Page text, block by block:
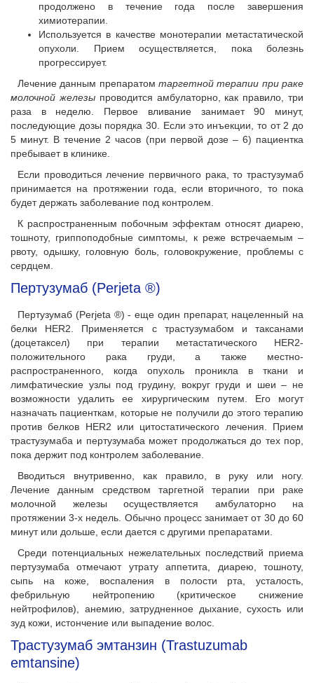
продолжено в течение года после завершения
химиотерапии.
Используется в качестве монотерапии метастатической
опухоли. Прием осуществляется, пока болезнь
прогрессирует.
Лечение данным препаратом таргетной терапии при раке
молочной железыпроводится амбулаторно, как правило, три
раза в неделю. Первое вливание занимает 90 минут,
последующие дозы порядка 30. Если это инъекции, то от 2 до
5 минут. В течение 2 часов (при первой дозе – 6) пациентка
пребывает в клинике.
Если проводиться лечение первичного рака, то трастузумаб
принимается на протяжении года, если вторичного, то пока
будет держать заболевание под контролем.
К распространенным побочным эффектам относят диарею,
тошноту, гриппоподобные симптомы, к реже встречаемым –
рвоту, одышку, головную боль, головокружение, проблемы с
сердцем.
Пертузумаб (Perjeta ®)
Пертузумаб (Perjeta ®) - еще один препарат, нацеленный на
белки HER2. Применяется с трастузумабом и таксанами
(доцетаксел) при терапии метастатического HER2-
положительного рака груди, а также местно-
распространенного, когда опухоль проникла в ткани и
лимфатические узлы под грудину, вокруг груди и шеи – не
возможности удалить ее хирургическим путем. Его могут
назначать пациенткам, которые не получили до этого терапию
против белков HER2 или цитостатического лечения. Прием
трастузумаба и пертузумаба может продолжаться до тех пор,
пока держит под контролем заболевание.
Вводиться внутривенно, как правило, в руку или ногу.
Лечение данным средством таргетной терапии при раке
молочной железы осуществляется амбулаторно на
протяжении 3-х недель. Обычно процесс занимает от 30 до 60
минут или дольше, если дается с другими препаратами.
Среди потенциальных нежелательных последствий приема
пертузумаба отмечают утрату аппетита, диарею, тошноту,
сыпь на коже, воспаления в полости рта, усталость,
фебрильную нейтропению (критическое снижение
нейтрофилов), анемию, затрудненное дыхание, сухость или
зуд кожи, истончение или выпадение волос.
Трастузумаб эмтанзин (Trastuzumab
emtansine)